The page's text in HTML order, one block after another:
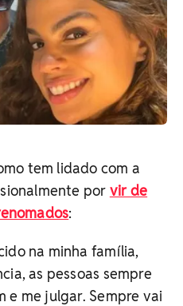
tem lidado com a
por vir de
:
na minha família,
as pessoas sempre
e me julgar. Sempre vai